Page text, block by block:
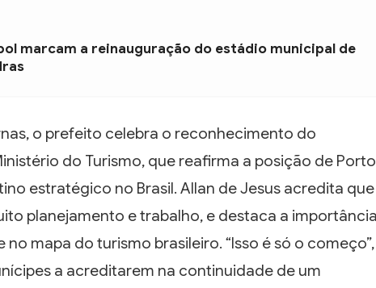
marcam a reinauguração do estádio municipal de
o prefeito celebra o reconhecimento do
do Turismo, que reafirma a posição de Porto
estratégico no Brasil. Allan de Jesus acredita que
planejamento e trabalho, e destaca a importância
mapa do turismo brasileiro. “Isso é só o começo”,
a acreditarem na continuidade de um